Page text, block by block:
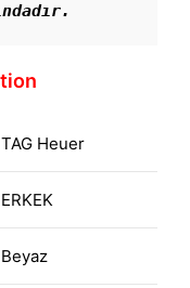
TAG Heuer
ERKEK
Beyaz